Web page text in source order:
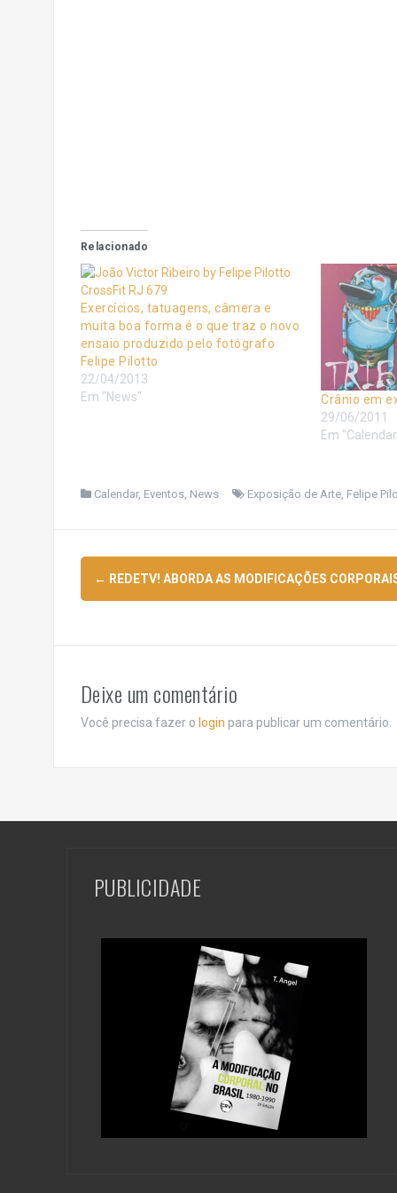
Relacionado
Exercícios, tatuagens, câmera e
muita boa forma é o que traz o novo
ensaio produzido pelo fotógrafo
Felipe Pilotto
22/04/2013
Em "News"
Crânio em
29/06/2011
Em
Calendar, Eventos, News Exposição de Arte, Felipe
Navegação
de
← REDETV! ABORDA AS MODIFICAÇÕES
Deixe um comentário
Você precisa fazer o login para publicar um comentário.
PUBLICIDADE